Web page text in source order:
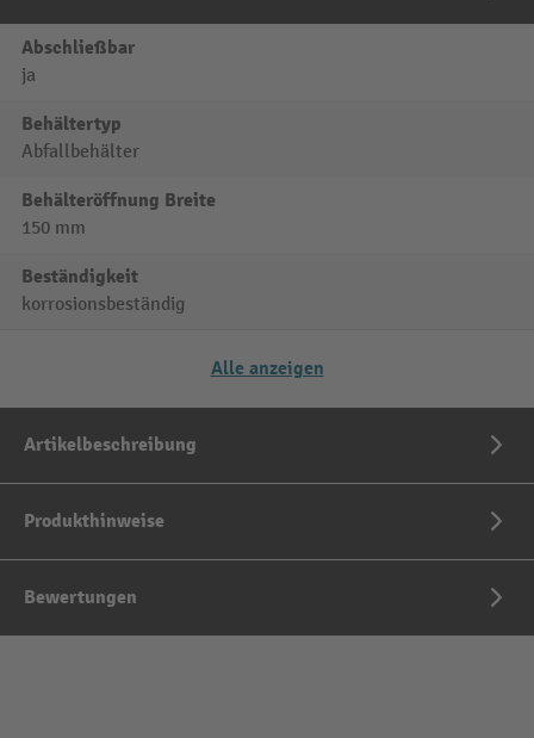
Abschließbar
ja
Behältertyp
Abfallbehälter
Behälteröffnung Breite
150 mm
Beständigkeit
korrosionsbeständig
Alle anzeigen
Artikelbeschreibung
Produkthinweise
Bewertungen